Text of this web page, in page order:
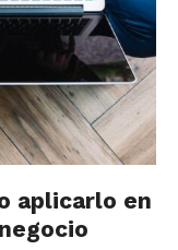
aplicarlo en